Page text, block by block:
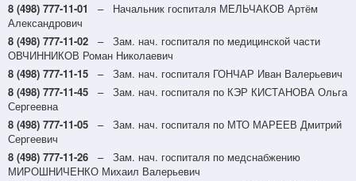
8 (498) 777-11-01
– Начальник госпиталя МЕЛЬЧАКОВ Артём
Александрович
8 (498) 777-11-02 – Зам. нач. госпиталя по медицинской части
ОВЧИННИКОВ Роман Николаевич
8 (498) 777-11-15 – Зам. нач. госпиталя ГОНЧАР Иван Валерьевич
8 (498) 777-11-45 – Зам. нач. госпиталя по КЭР КИСТАНОВА Ольга
Сергеевна
8 (498) 777-11-05 – Зам. нач. госпиталя по МТО МАРЕЕВ Дмитрий
Сергеевич
8 (498) 777-11-26 – Зам. нач. госпиталя по медснабжению
МИРОШНИЧЕНКО Михаил Валерьевич